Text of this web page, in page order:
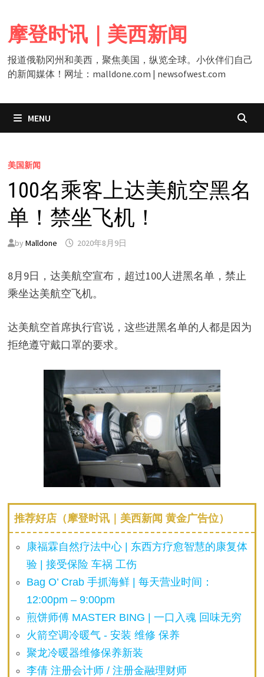
content
摩登时讯｜美西新闻
报道俄勒冈州和美西，聚焦美国，纵览全球。小伙伴们自己
的新闻媒体！网址：malldone.com | newsofwest.com
MENU
美国新闻
100名乘客上达美航空黑名
单！禁坐飞机！
by Malldone 2020年8月9日
8月9日，达美航空宣布，超过100人进黑名单，禁止
乘坐达美航空飞机。
达美航空首席执行官说，这些进黑名单的人都是因为
拒绝遵守戴口罩的要求。
推荐好店（摩登时讯｜美西新闻 黄金广告位）
康福霖自然疗法中心 | 东西方疗愈智慧的康复体
验 | 接受保险 车祸 工伤
Bag O’ Crab 手抓海鲜 | 每天营业时间：
12:00pm – 9:00pm
煎饼师傅 MASTER BING | 一口入魂 回味无穷
火箭空调冷暖气 - 安装 维修 保养
聚龙冷暖器维修保养新装
李倩 注册会计师 / 注册金融理财师